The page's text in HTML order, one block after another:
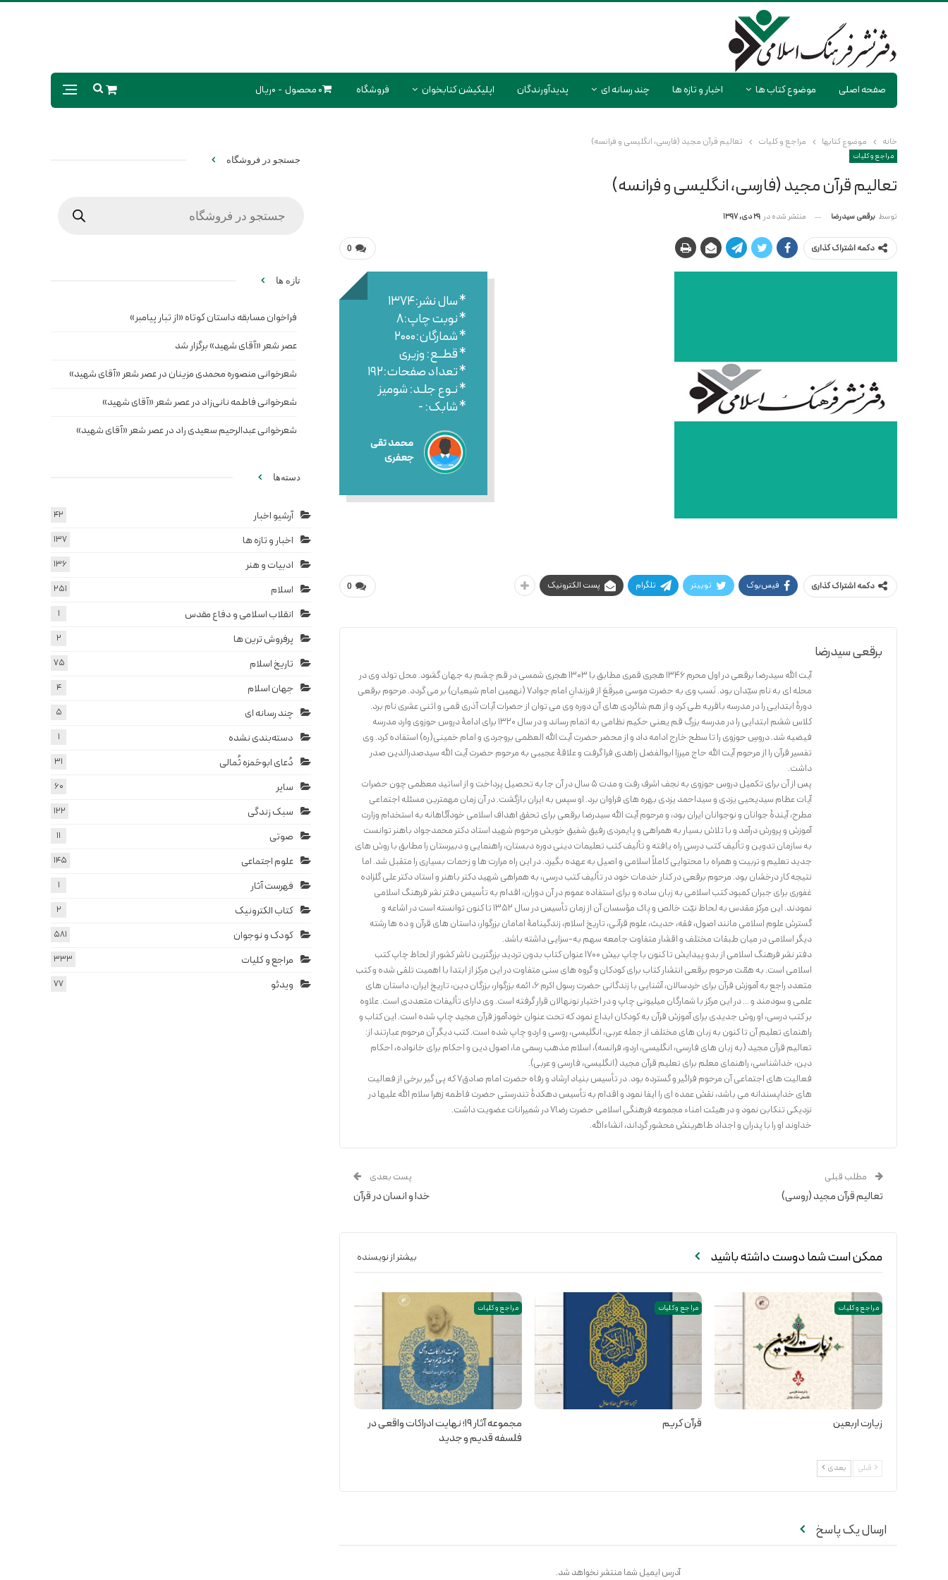
صفحه اصلی موضوع کتاب ها اخبار و تازه ها چند رسانه ای پدیدآورندگان اپلیکیشن کتابخوان فروشگاه 0 محصول 0ریال
خانه موضوع کتابها مراجع و کلیات تعالیم قرآن مجید (فارسی، انگلیسی و فرانسه)
مراجع و کلیات
تعالیم قرآن مجید (فارسی، انگلیسی و فرانسه)
توسط برقعی سیدرضا منتشر شده در 29 دی, 1397
0 دکمه اشتراک گذاری
* سال نشر:۱۳۷۴
* نوبت چاپ:۸
* شمارگان:۲۰۰۰
* قطــع: وزیری
* تعداد صفحات:۱۹۲
* نـوع جلـد: شومیز
* شابک: -
محمد تقی
جعفری
0 دکمه اشتراک گذاری فیس‌بوک توییتر تلگرام پست الکترونیک
برقعی سیدرضا
آیت الله سیدرضا برقعی در اول محرم 1346 هجری قمری مطابق با 1303 هجری شمسی در قم چشم به جهان گشود. محل تولد وی در
محله ای به نام سیّدان بود. نَسب وی به حضرت موسی مبرقَعَ از فرزندانِ امام جواد7 (نهمین امام شیعیان) بر می گردد. مرحوم برقعی
دورۀ ابتدایی را در مدرسه باقریه طی کرد و از هم شاگردی های آن دوره وی می توان از حضرات آیات آذری قمی و اثنی عشری نام برد.
کلاس ششم ابتدایی را در مدرسه بزرگ قم یعنی حکیم نظامی به اتمام رساند و در سال 1320 برای ادامۀ دروس حوزوی وارد مدرسه
فیضیه شد. دروسِ حوزوی را تا سطح خارج ادامه داد و از محضر حضرت آیت الله العظمی بروجردی و امام خمینی(ره) استفاده کرد. وی
تفسیر قرآن را از مرحوم آیت الله حاج میرزا ابوالفضل زاهدی فرا گرفت و علاقۀ عجیبی به مرحوم حضرت آیت الله سیدصدرالدین صدر
داشت.
پس از آن برای تکمیل دروس حوزوی به نجف اشرف رفت و مدت 5 سال در آن جا به تحصیل پرداخت و از اساتید معظمی چون حضرات
آیات عظام سیدیحیی یزدی و سیداحمد یزدی بهره های فراوان برد. او سپس به ایران بازگشت. در آن زمان مهمترین مسئله اجتماعی
مطرح، آیندۀ جوانان و نوجوانان ایران بود، و مرحوم آیت الله سیدرضا برقعی برای تحقق اهداف اسلامی خودآگاهانه به استخدام وزارت
آموزش و پرورش درآمد و با تلاش بسیار به همراهی و پایمردی رفیق شفیق خویش مرحوم شهید استاد دکتر محمدجواد باهنر توانست
به سازمان تدوین و تألیف کتب درسی راه یافته و تألیف کتب تعلیمات دینی دوره دبستان، راهنمایی و دبیرستان را مطابق با روش های
جدید تعلیم و تربیت و همراه با محتوایی کاملاً اسلامی و اصیل به عهده بگیرد. در این راه مرارت ها و زحمات بسیاری را متقبل شد. اما
نتیجه کار درخشان بود. مرحوم برقعی در کنار خدمات خود در تألیف کتب درسی، به همراهی شهید دکتر باهنر و استاد دکتر علی گلزاده
غفوری برای جبران کمبود کتب اسلامی به زبان ساده و برای استفاده عموم در آن دوران، اقدام به تأسیس دفتر نشر فرهنگ اسلامی
نمودند. این مرکز مقدس به لحاظ نیّت خالص و پاک مؤسسان آن از زمان تأسیس در سال 1352 تا کنون توانسته است در اشاعه و
گسترش علوم اسلامی مانند اصول، فقه، حدیث، علوم قرآنی، تاریخ اسلام، زندگینامۀ امامان بزرگوار، داستان های قرآن و ده ها رشته
دیگر اسلامی در میان طبقات مختلف و اقشار متفاوت جامعه سهم به-سزایی داشته باشد.
دفتر نشر فرهنگ اسلامی از بدو پیدایش تا کنون با چاپ بیش 1700 عنوان کتاب بدون تردید بزرگترین ناشر کشور از لحاظ چاپ کتب
اسلامی است. به همّت مرحوم برقعی انتشار کتاب برای کودکان و گروه های سنی متفاوت در این مرکز از ابتدا با اهمیت تلقی شده و کتب
متعدد راجع به آموزش قرآن برای خردسالان، آشنایی با زندگانی حضرت رسول اکرم 6، ائمه بزرگوار، بزرگان دین، تاریخ ایران، داستان های
علمی و سودمند و ... در این مرکز با شمارگان میلیونی چاپ و در اختیار نونهالان قرار گرفته است. وی دارای تألیفات متعددی است. علاوه
بر کتب درسی، او روش جدیدی برای آموزش قرآن به کودکان ابداع نمود که تحت عنوان خودآموز قرآن مجید چاپ شده است. این کتاب و
راهنمای تعلیم آن تا کنون به زبان های مختلف از جمله عربی، انگلیسی، روسی و اردو چاپ شده است. کتب دیگر آن مرحوم عبارتند از:
تعالیم قرآن مجید (به زبان های فارسی، انگلیسی، اردو، فرانسه)، اسلام مذهب رسمی ما، اصول دین و احکام برای خانواده، احکام
دین، خداشناسی، راهنمای معلم برای تعلیم قرآن مجید (انگلیسی، فارسی و عربی).
فعالیت های اجتماعی آن مرحوم فراگیر و گسترده بود. در تأسیس بنیاد ارشاد و رفاه حضرت امام صادق7 که پی گیر برخی از فعالیت
های خداپسندانه می باشد، نقش عمده ای را ایفا نمود و اقدام به تأسیس دهکدۀ تندرستی حضرت فاطمه زهرا سلام الله علیها در
نزدیکی تنکابن نمود و در هیئت امناء مجموعه فرهنگی اسلامی حضرت رضا7 در شمیرانات عضویت داشت.
خداوند او را با پدران و اجداد طاهرینش محشور گرداند، انشاءالله.
مطلب قبلی
تعالیم قرآن مجید (روسی)
پست بعدی
خدا و انسان در قرآن
ممکن است شما دوست داشته باشید بیشتر از نویسنده
مراجع و کلیات
زیارت اربعین
مراجع و کلیات
قرآن کریم
مراجع و کلیات
مجموعه آثار 19؛ نهایت ادراکات واقعی در
فلسفه قدیم و جدید
قبلی بعدی
ارسال یک پاسخ
آدرس ایمیل شما منتشر نخواهد شد.
جستجو در فروشگاه
تازه ها
فراخوان مسابقه داستان کوتاه «از تبار پیامبر»
عصر شعر «آقای شهید» برگزار شد
شعرخوانی منصوره محمدی مزینان در عصر شعر «آقای شهید»
شعرخوانی فاطمه نانی‌زاد در عصر شعر «آقای شهید»
شعرخوانی عبدالرحیم سعیدی راد در عصر شعر «آقای شهید»
دسته‌ها
آرشیو اخبار 42
اخبار و تازه ها 137
ادبیات و هنر 136
اسلام 251
انقلاب اسلامی و دفاع مقدس 1
پرفروش ترین ها 2
تاریخ اسلام 75
جهان اسلام 4
چند رسانه ای 5
دسته‌بندی نشده 1
دُعای ابوحَمزه ثُمالی 31
سایر 60
سبک زندگی 122
صوتی 11
علوم اجتماعی 145
فهرست آثار 1
کتاب الکترونیک 2
کودک و نوجوان 581
مراجع و کلیات 333
ویدئو 77